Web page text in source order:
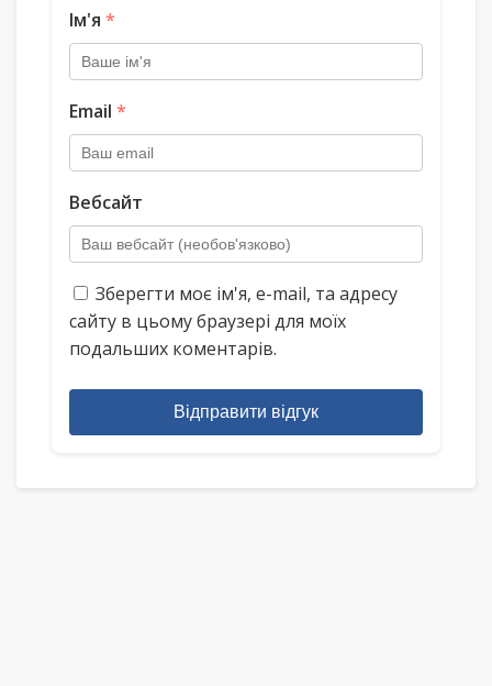
Ім'я *
Email *
Вебсайт
Зберегти моє ім'я, e-mail, та адресу
сайту в цьому браузері для моїх
подальших коментарів.
Відправити відгук